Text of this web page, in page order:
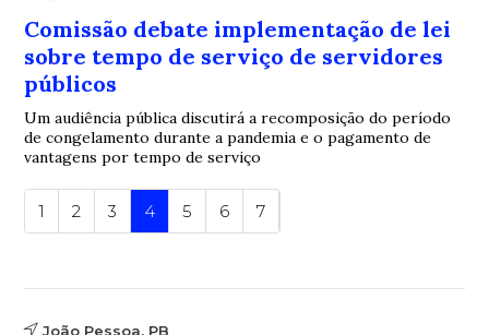
Comissão debate implementação de lei
sobre tempo de serviço de servidores
públicos
Um audiência pública discutirá a recomposição do período
de congelamento durante a pandemia e o pagamento de
vantagens por tempo de serviço
1 2 3 4 5 6 7
João Pessoa, PB